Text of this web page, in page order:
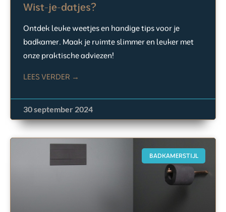
Wist-je-datjes?
Ontdek leuke weetjes en handige tips voor je
badkamer. Maak je ruimte slimmer en leuker met
onze praktische adviezen!
LEES VERDER →
30 september 2024
BADKAMERSTIJL